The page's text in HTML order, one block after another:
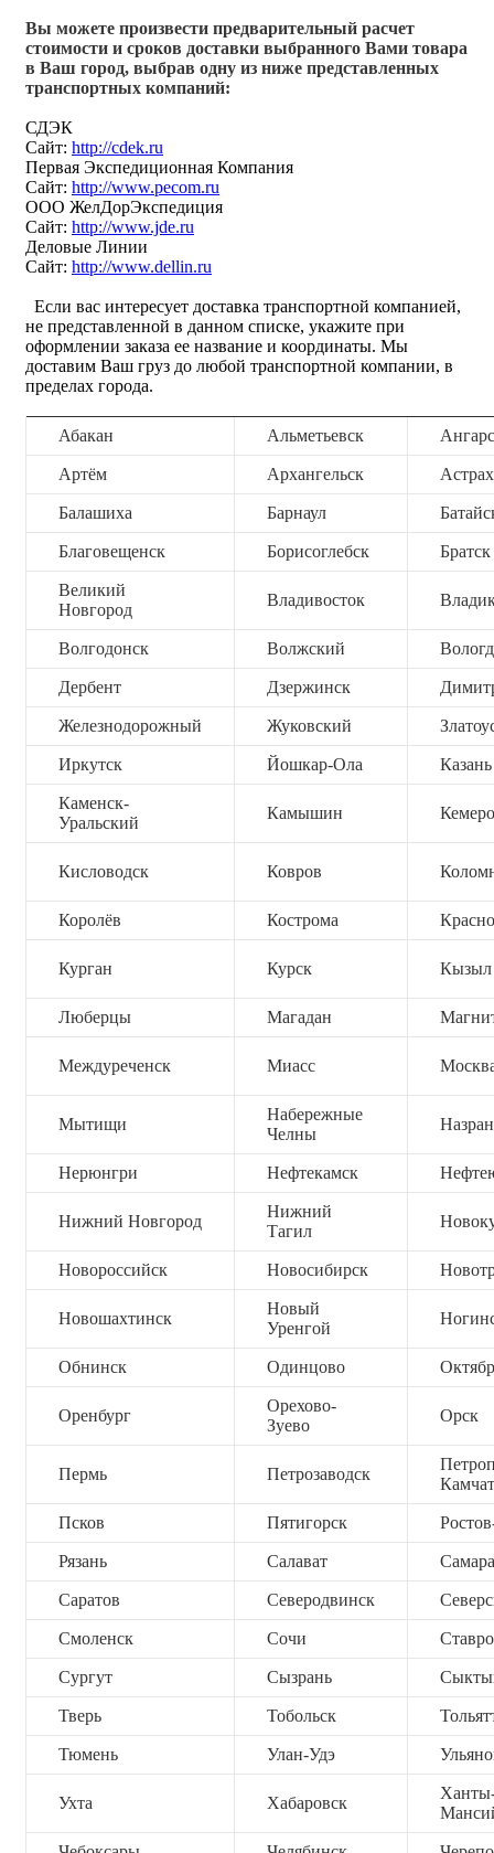
Вы можете произвести предварительный расчет
стоимости и сроков доставки выбранного Вами товара
в Ваш город, выбрав одну из ниже представленных
транспортных компаний:
СДЭК
Сайт: http://cdek.ru
Первая Экспедиционная Компания
Сайт: http://www.pecom.ru
ООО ЖелДорЭкспедиция
Сайт: http://www.jde.ru
Деловые Линии
Сайт: http://www.dellin.ru
Если вас интересует доставка транспортной компанией,
не представленной в данном списке, укажите при
оформлении заказа ее название и координаты. Мы
доставим Ваш груз до любой транспортной компании, в
пределах города.
Абакан Альметьевск
Артём Архангельск
Балашиха Барнаул
Благовещенск Борисоглебск Братск
Великий
Новгород
Владивосток
Волгодонск Волжский
Дербент Дзержинск
Железнодорожный Жуковский
Иркутск Йошкар-Ола Казань
Каменск-
Уральский
Камышин
Кисловодск Ковров
Королёв Кострома
Курган Курск Кызыл
Люберцы Магадан
Междуреченск Миасс
Мытищи
Набережные
Челны
Нерюнгри Нефтекамск
Нижний Новгород
Нижний
Тагил
Новороссийск Новосибирск
Новошахтинск
Новый
Уренгой
Обнинск Одинцово
Оренбург
Орехово-
Зуево
Орск
Пермь Петрозаводск
Псков Пятигорск
Рязань Салават Самара
Саратов Северодвинск
Смоленск Сочи
Сургут Сызрань
Тверь Тобольск
Тюмень Улан-Удэ
Ухта Хабаровск